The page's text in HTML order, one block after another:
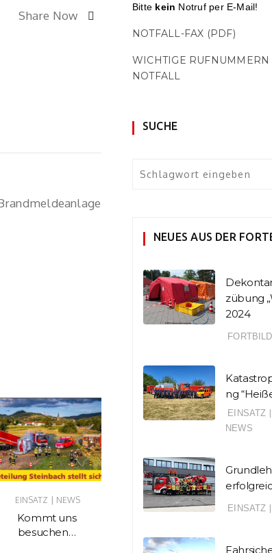
Share Now
EINSATZ | NEWS
Kommt uns
besuchen…
EINSATZ | FORTBILDUNG
NEWS
bung “Heißer
Bitte kein Notruf per E-Mail!
NOTFALL-FAX (PDF)
WICHTIGE RUFNUMMERN
NOTFALL
SUCHE
NEUES AUS DER
zübung
2024
ng
EINSATZ |
NEWS
EINSATZ |